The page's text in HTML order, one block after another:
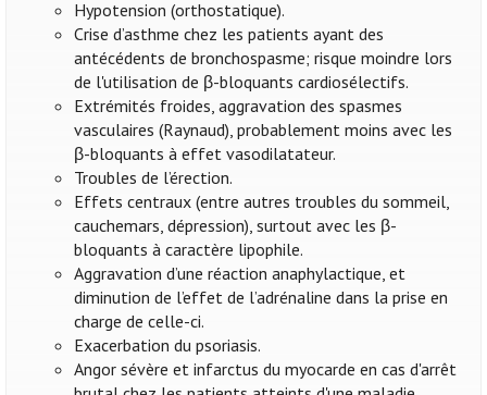
Hypotension (orthostatique).
Crise d’asthme chez les patients ayant des
antécédents de bronchospasme; risque moindre lors
de l'utilisation de β-bloquants cardiosélectifs.
Extrémités froides, aggravation des spasmes
vasculaires (Raynaud), probablement moins avec les
β-bloquants à effet vasodilatateur.
Troubles de l’érection.
Effets centraux (entre autres troubles du sommeil,
cauchemars, dépression), surtout avec les β-
bloquants à caractère lipophile.
Aggravation d’une réaction anaphylactique, et
diminution de l’effet de l’adrénaline dans la prise en
charge de celle-ci.
Exacerbation du psoriasis.
Angor sévère et infarctus du myocarde en cas d'arrêt